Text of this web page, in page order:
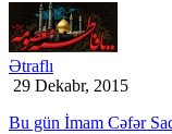
Ətraflı
29 Dekabr, 2015
Bu gün İmam Cəfər